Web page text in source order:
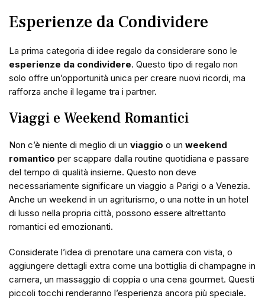
Esperienze da Condividere
La prima categoria di idee regalo da considerare sono le
esperienze da condividere. Questo tipo di regalo non
solo offre un’opportunità unica per creare nuovi ricordi, ma
rafforza anche il legame tra i partner.
Viaggi e Weekend Romantici
Non c’è niente di meglio di un viaggio o un weekend
romantico per scappare dalla routine quotidiana e passare
del tempo di qualità insieme. Questo non deve
necessariamente significare un viaggio a Parigi o a Venezia.
Anche un weekend in un agriturismo, o una notte in un hotel
di lusso nella propria città, possono essere altrettanto
romantici ed emozionanti.
Considerate l’idea di prenotare una camera con vista, o
aggiungere dettagli extra come una bottiglia di champagne in
camera, un massaggio di coppia o una cena gourmet. Questi
piccoli tocchi renderanno l’esperienza ancora più speciale.